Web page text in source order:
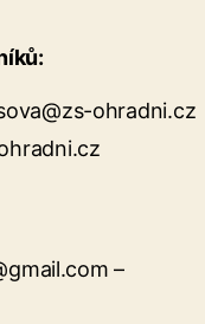
ohradni.cz
–